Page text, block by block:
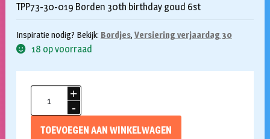
TPP73-30-019 Borden 30th birthday goud 6st
Inspiratie nodig? Bekijk: Bordjes, Versiering verjaardag 30
18 op voorraad
TOEVOEGEN AAN WINKELWAGEN